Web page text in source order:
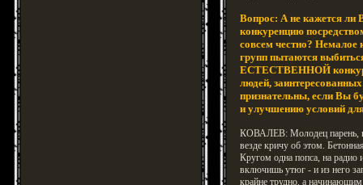
Вопрос: А не кажется ли
конкуренцию
совсем честно? Немалое
групп пытаются
ЕСТЕСТВЕННОЙ
людей,
признательны, если Вы
и улучшению условий
КОВАЛЕВ: Молодец парень,
везде кричу об этом.
Кругом одна попса, на радио
включишь утюг - и из него
крайне трудно, а